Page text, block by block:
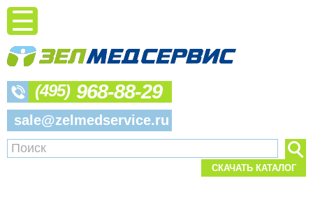
(495) 968-88-29
sale@zelmedservice.ru
СКАЧАТЬ КАТАЛОГ